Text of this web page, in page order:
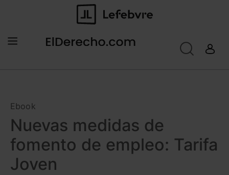
Ebook
Nuevas medidas de
fomento de empleo: Tarifa
Joven